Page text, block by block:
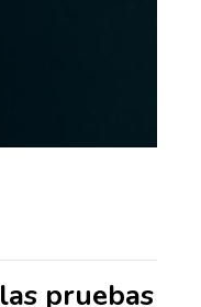
pruebas